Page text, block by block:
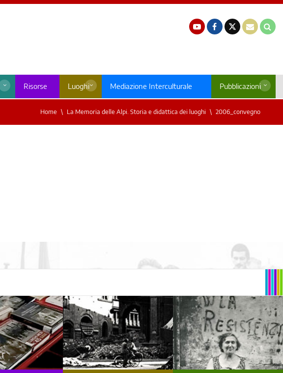
Risorse Luoghi Mediazione Interculturale Pubblicazioni
Home La Memoria delle Alpi. Storia e didattica dei luoghi 2006_convegno